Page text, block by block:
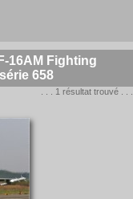
16AM Fighting
658
. . . 1 résultat trouvé . . .